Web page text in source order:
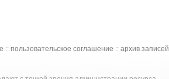
:: пользовательское соглашение :: архив записей